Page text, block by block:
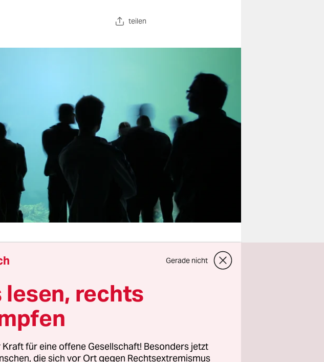
teilen
bekannte Person, der
NSA geriet.
verzichten.
Können sie nun doch
Gerade nicht
lesen, rechts
für eine offene Gesellschaft! Besonders jetzt
die sich vor Ort gegen Rechtsextremismus